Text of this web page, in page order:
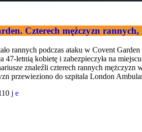
Czterech mężczyzn
rannych podczas ataku w Covent
47-letnią kobietę i zabezpieczyła na
znaleźli czterech rannych
przewieziono do szpitala London